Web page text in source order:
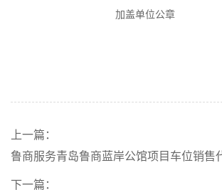
加盖单位公章
上一篇：
鲁商服务青岛鲁商蓝岸公馆项目车位销售
下一篇：